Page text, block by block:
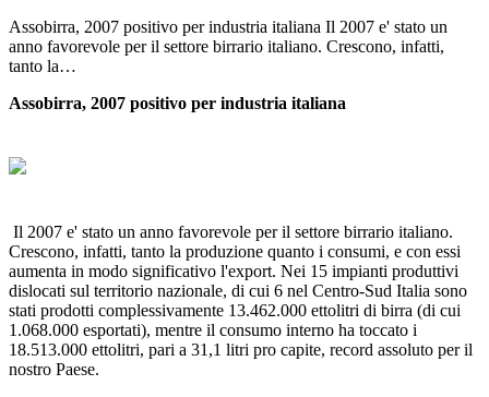
Assobirra, 2007 positivo per industria italiana Il 2007 e' stato un
anno favorevole per il settore birrario italiano. Crescono, infatti,
tanto la…
Assobirra, 2007 positivo per industria italiana
Il 2007 e' stato un anno favorevole per il settore birrario italiano.
Crescono, infatti, tanto la produzione quanto i consumi, e con essi
aumenta in modo significativo l'export. Nei 15 impianti produttivi
dislocati sul territorio nazionale, di cui 6 nel Centro-Sud Italia sono
stati prodotti complessivamente 13.462.000 ettolitri di birra (di cui
1.068.000 esportati), mentre il consumo interno ha toccato i
18.513.000 ettolitri, pari a 31,1 litri pro capite, record assoluto per il
nostro Paese.